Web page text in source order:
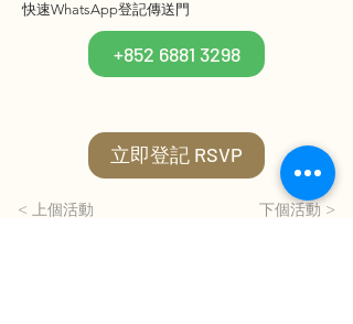
快速WhatsApp登記傳送門
+852 6881 3298
立即登記 RSVP
< 上個活動 下個活動 >